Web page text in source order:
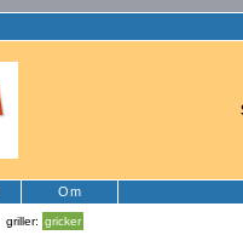
Om
griller: gricker